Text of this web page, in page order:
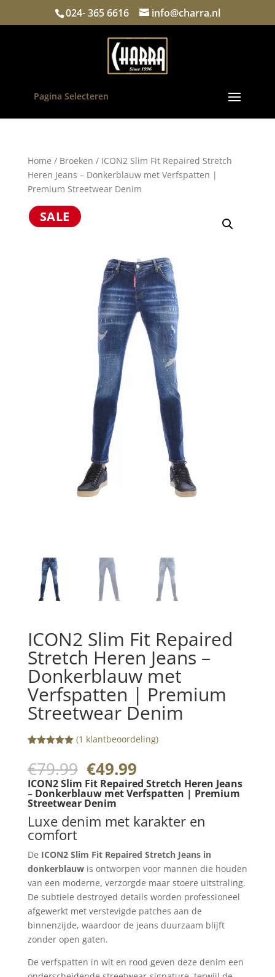
024- 365 6616 info@charra.nl
Pagina Selecteren
Home / Broeken / ICON2 Slim Fit Repaired Stretch
Heren Jeans – Donkerblauw met Verfspatten |
Premium Streetwear Denim
SALE
ICON2 Slim Fit Repaired
Stretch Heren Jeans –
Donkerblauw met
Verfspatten | Premium
Streetwear Denim
gebaseerd
op
klantbeoorde
ling
(1 klantbeoordeling)
€79.99 Oorspronkelijke
prijs
was:
€79.99.
€49.99Huidige
prijs
is:
€49.99.
ICON2 Slim Fit Repaired Stretch Heren Jeans
– Donkerblauw met Verfspatten | Premium
Streetwear Denim
Luxe denim met karakter en
comfort
De ICON2 Slim Fit Repaired Stretch Jeans in
donkerblauwis ontworpen voor mannen die houden
van een moderne, verzorgde maar stoere uitstraling.
De subtiele destroyed details worden professioneel
afgewerkt met verstevigde patches aan de
binnenzijde, waardoor de jeans duurzaam blijft
zonder open gaten.
De verfspatten in wit en rood geven deze denim een